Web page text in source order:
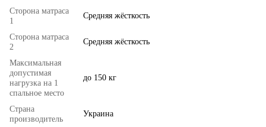
Сторона матраса
1
Средняя жёсткость
Сторона матраса
2
Средняя жёсткость
Максимальная
допустимая
нагрузка на 1
спальное место
до 150 кг
Страна
производитель
Украина